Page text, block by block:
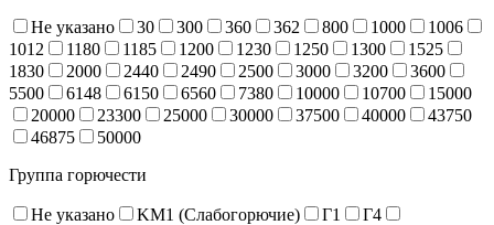
Не указано 30 300 360 362 800 1000
1006
1012
1180 1185 1200 1230 1250 1300
1525
1830
2000 2440 2490 2500 3000 3200
3600
5500
6148 6150 6560 7380 10000 10700
15000
20000
23300 25000 30000 37500 40000
43750
46875
50000
Группа горючести
Не указано KM1 (Слабогорючие) Г1
Г4